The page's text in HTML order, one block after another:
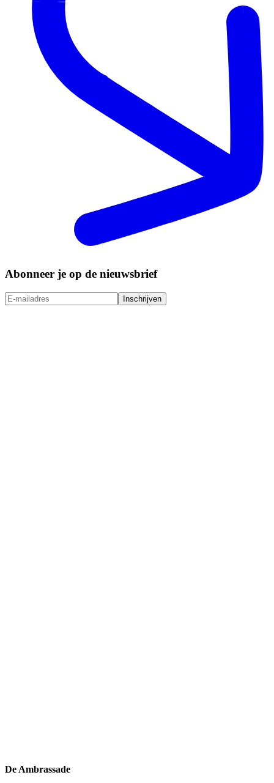
Abonneer je op de nieuwsbrief
Inschrijven
De Ambrassade